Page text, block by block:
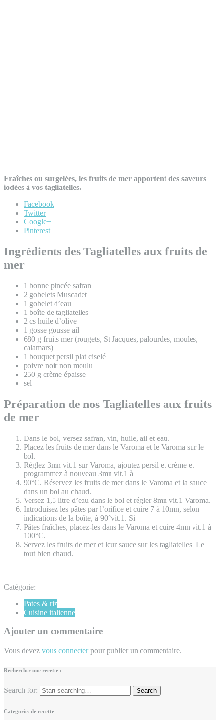
Fraîches ou surgelées, les fruits de mer apportent des saveurs
iodées à vos tagliatelles.
Facebook
Twitter
Google+
Pinterest
Ingrédients des Tagliatelles aux fruits de
mer
1 bonne pincée safran
2 gobelets Muscadet
1 gobelet d’eau
1 boîte de tagliatelles
2 cs huile d’olive
1 gosse gousse ail
680 g fruits mer (rougets, St Jacques, palourdes, moules,
calamars)
1 bouquet persil plat ciselé
poivre noir non moulu
250 g crème épaisse
sel
Préparation de nos Tagliatelles aux fruits
de mer
Dans le bol, versez safran, vin, huile, ail et eau.
Placez les fruits de mer dans le Varoma et le Varoma sur le
bol.
Réglez 3mn vit.1 sur Varoma, ajoutez persil et crème et
programmez à nouveau 3mn vit.1 à
90°C. Réservez les fruits de mer dans le Varoma et la sauce
dans un bol au chaud.
Versez 1,5 litre d’eau dans le bol et régler 8mn vit.1 Varoma.
Introduisez les pâtes par l’orifice et cuire 7 à 10mn, selon
indications de la boîte, à 90°vit.1. Si
Pâtes fraîches, placez-les dans le Varoma et cuire 4mn vit.1 à
100°C.
Servez les fruits de mer et leur sauce sur les tagliatelles. Le
tout bien chaud.
Catégorie:
Pates & riz
Cuisine italienne
Ajouter un commentaire
Vous devez vous connecterpour publier un commentaire.
Rechercher une recette :
Search for:
Categories de recette